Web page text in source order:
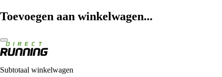
Toevoegen aan winkelwagen...
Subtotaal winkelwagen